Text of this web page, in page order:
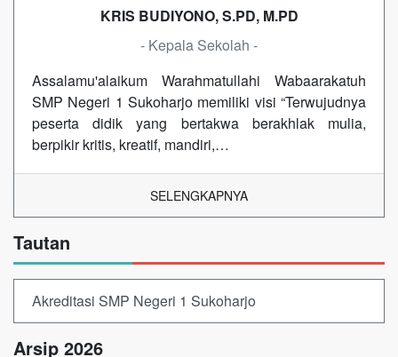
KRIS BUDIYONO, S.PD, M.PD
- Kepala Sekolah -
Assalamu'alaikum Warahmatullahi Wabaarakatuh
SMP Negeri 1 Sukoharjo memiliki visi “Terwujudnya
peserta didik yang bertakwa berakhlak mulia,
berpikir kritis, kreatif, mandiri,…
SELENGKAPNYA
Tautan
Akreditasi SMP Negeri 1 Sukoharjo
Arsip 2026